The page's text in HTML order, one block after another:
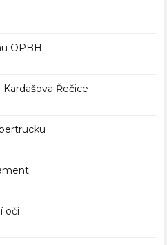
OPBH
Řečice
oči